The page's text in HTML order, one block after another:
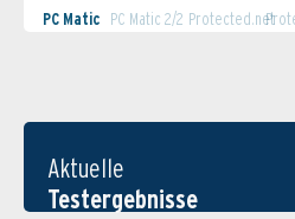
PC Matic
PC Matic 2/2 Protected.net
Aktuelle
Testergebnisse